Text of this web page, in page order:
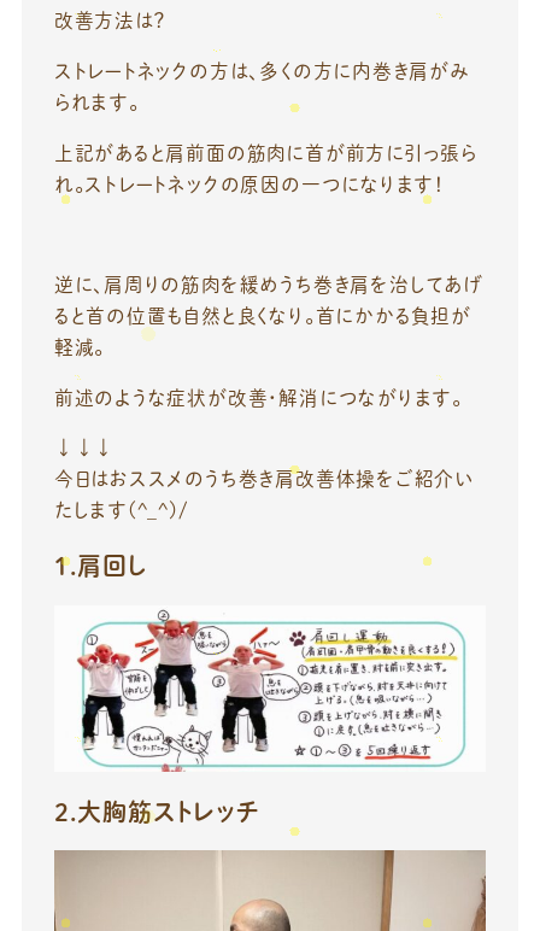
改善方法は？
ストレートネックの方は、多くの方に内巻き肩がみ
られます。
上記があると肩前面の筋肉に首が前方に引っ張ら
れ。ストレートネックの原因の一つになります！
逆に、肩周りの筋肉を緩めうち巻き肩を治してあげ
ると首の位置も自然と良くなり。首にかかる負担が
軽減。
前述のような症状が改善・解消につながります。
↓↓↓
今日はおススメのうち巻き肩改善体操をご紹介い
たします(^_^)/
1.肩回し
2.大胸筋ストレッチ